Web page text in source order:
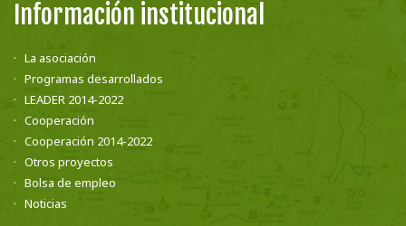
Información institucional
La asociación
Programas desarrollados
LEADER 2014-2022
Cooperación
Cooperación 2014-2022
Otros proyectos
Bolsa de empleo
Noticias